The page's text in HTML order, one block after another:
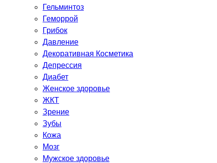
Гельминтоз
Геморрой
Грибок
Давление
Декоративная Косметика
Депрессия
Диабет
Женское здоровье
ЖКТ
Зрение
Зубы
Кожа
Мозг
Мужское здоровье